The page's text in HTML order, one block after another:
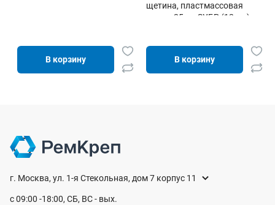
В корзину
щетина, пластмассовая
ручка, 25мм ЗУБР (12 шт)
В корзину
г. Москва, ул. 1-я Стекольная, дом 7 корпус 11
с 09:00 -18:00, СБ, ВС - вых.